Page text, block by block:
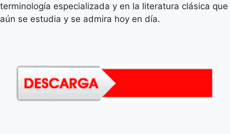
terminología especializada y en la literatura clásica que
aún se estudia y se admira hoy en día.